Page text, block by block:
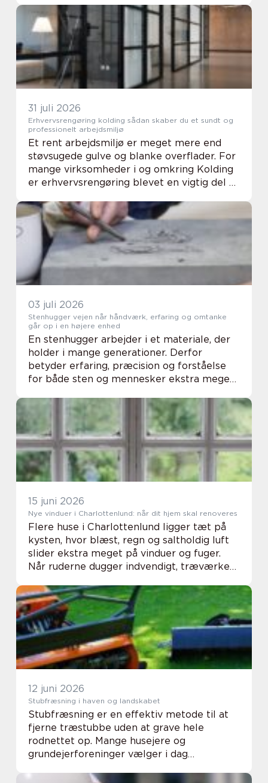
gennemtænkt løsning binder hus, have og
omgivelser sammen og skabe...
31 juli 2026
Erhvervsrengøring kolding sådan skaber du et sundt og
professionelt arbejdsmiljø
Et rent arbejdsmiljø er meget mere end
støvsugede gulve og blanke overflader. For
mange virksomheder i og omkring Kolding
er erhvervsrengøring blevet en vigtig del af
førstehåndsindtryk. Når kontorer, lagerhall...
03 juli 2026
Stenhugger vejen når håndværk, erfaring og omtanke
går op i en højere enhed
En stenhugger arbejder i et materiale, der
holder i mange generationer. Derfor
betyder erfaring, præcision og forståelse
for både sten og mennesker ekstra meget.
stenhugger i Vejen-området, handler det
sjældent kun...
15 juni 2026
Nye vinduer i Charlottenlund: når dit hjem skal renoveres
Flere huse i Charlottenlund ligger tæt på
kysten, hvor blæst, regn og saltholdig luft
slider ekstra meget på vinduer og fuger.
Når ruderne dugger indvendigt, træværket
12 juni 2026
Stubfræsning i haven og landskabet
Stubfræsning er en effektiv metode til at
fjerne træstubbe uden at grave hele
rodnettet op. Mange husejere og
grundejerforeninger vælger i dag
opgravning, fordi metoden er skånsom over